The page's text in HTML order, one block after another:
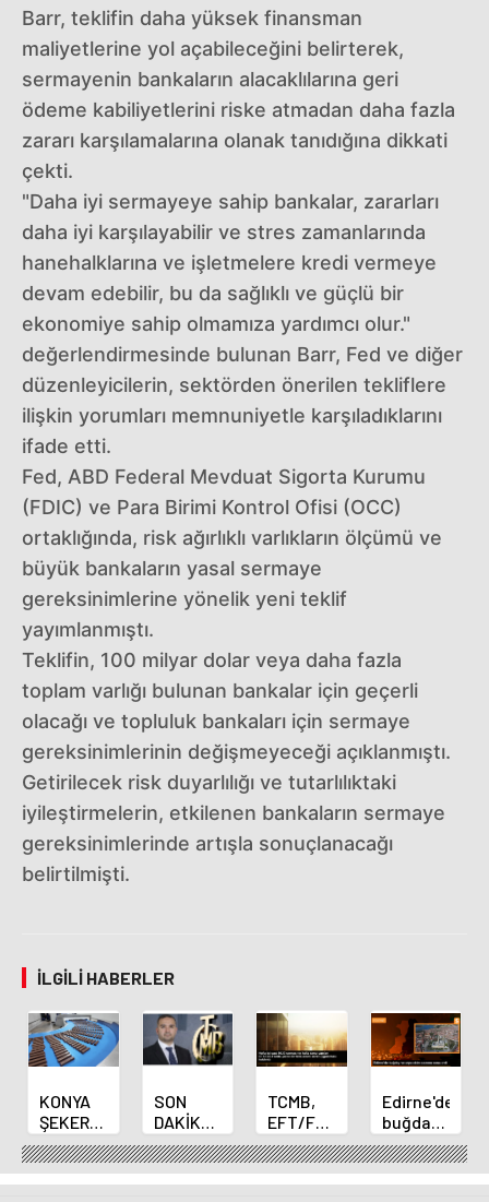
Barr, teklifin daha yüksek finansman
maliyetlerine yol açabileceğini belirterek,
sermayenin bankaların alacaklılarına geri
ödeme kabiliyetlerini riske atmadan daha fazla
zararı karşılamalarına olanak tanıdığına dikkati
çekti.
"Daha iyi sermayeye sahip bankalar, zararları
daha iyi karşılayabilir ve stres zamanlarında
hanehalklarına ve işletmelere kredi vermeye
devam edebilir, bu da sağlıklı ve güçlü bir
ekonomiye sahip olmamıza yardımcı olur."
değerlendirmesinde bulunan Barr, Fed ve diğer
düzenleyicilerin, sektörden önerilen tekliflere
ilişkin yorumları memnuniyetle karşıladıklarını
ifade etti.
Fed, ABD Federal Mevduat Sigorta Kurumu
(FDIC) ve Para Birimi Kontrol Ofisi (OCC)
ortaklığında, risk ağırlıklı varlıkların ölçümü ve
büyük bankaların yasal sermaye
gereksinimlerine yönelik yeni teklif
yayımlanmıştı.
Teklifin, 100 milyar dolar veya daha fazla
toplam varlığı bulunan bankalar için geçerli
olacağı ve topluluk bankaları için sermaye
gereksinimlerinin değişmeyeceği açıklanmıştı.
Getirilecek risk duyarlılığı ve tutarlılıktaki
iyileştirmelerin, etkilenen bankaların sermaye
gereksinimlerinde artışla sonuçlanacağı
belirtilmişti.
İLGILI HABERLER
KONYA
ŞEKER
YILLIK 7
BİN 500
TON
SON
DAKİKA
HABERİ:
Yeni
Merkez
TCMB,
EFT/FAST
işlemleri
için
fazla
Edirne'de
buğday
ve arpa
ekim
sezonu